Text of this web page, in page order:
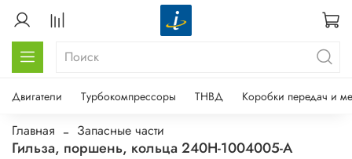
Двигатели Турбокомпрессоры ТНВД Коробки передач и
Главная Запасные части
Гильза, поршень, кольца 240Н-1004005-А